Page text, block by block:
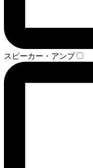
スピーカー・アンプ